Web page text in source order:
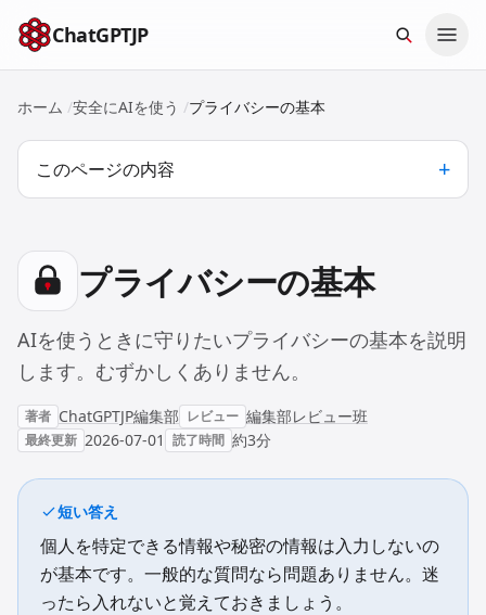
本文へスキップ
ChatGPTJP
ホーム /安全にAIを使う /プライバシーの基本
このページの内容
プライバシーの基本
AIを使うときに守りたいプライバシーの基本を説明
します。むずかしくありません。
著者 ChatGPTJP編集部 レビュー 編集部レビュー班
最終更新 2026-07-01 読了時間 約3分
短い答え
個人を特定できる情報や秘密の情報は入力しないの
が基本です。一般的な質問なら問題ありません。迷
ったら入れないと覚えておきましょう。